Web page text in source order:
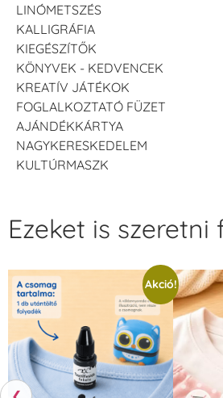
LINÓMETSZÉS
KALLIGRÁFIA
KIEGÉSZÍTŐK
KÖNYVEK - KEDVENCEK
KREATÍV JÁTÉKOK
FOGLALKOZTATÓ FÜZET
AJÁNDÉKKÁRTYA
NAGYKERESKEDELEM
KULTÚRMASZK
Ezeket is szeretni
Akció!